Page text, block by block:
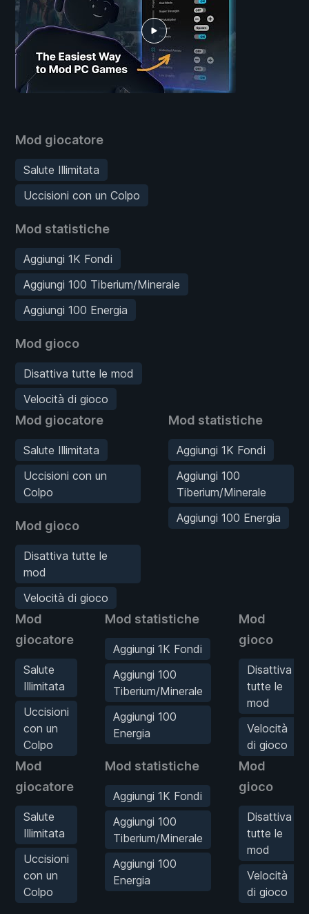
Mod giocatore
Salute Illimitata
Uccisioni con un Colpo
Mod statistiche
Aggiungi 1K Fondi
Aggiungi 100 Tiberium/Minerale
Aggiungi 100 Energia
Mod gioco
Disattiva tutte le mod
Velocità di gioco
Mod giocatore
Salute Illimitata
Uccisioni con un
Colpo
Mod gioco
Disattiva tutte le
mod
Velocità di gioco
Mod statistiche
Aggiungi 1K Fondi
Aggiungi 100
Tiberium/Minerale
Aggiungi 100 Energia
Mod
giocatore
Salute
Illimitata
Uccisioni
con un
Colpo
Mod statistiche
Aggiungi 1K Fondi
Aggiungi 100
Tiberium/Minerale
Aggiungi 100
Energia
Mod
gioco
Disattiva
tutte le
mod
Velocità
di gioco
Mod
giocatore
Salute
Illimitata
Uccisioni
con un
Colpo
Mod statistiche
Aggiungi 1K Fondi
Aggiungi 100
Tiberium/Minerale
Aggiungi 100
Energia
Mod
gioco
Disattiva
tutte le
mod
Velocità
di gioco